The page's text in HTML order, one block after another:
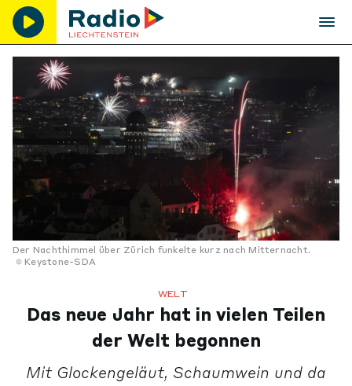
Der Nachthimmel über Zürich funkelte kurz nach Mitternacht.
Keystone-SDA
WELT
Das neue Jahr hat in vielen Teilen
der Welt begonnen
Mit Glockengeläut, Schaumwein und da